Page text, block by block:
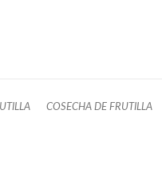
COSECHA DE FRUTILLA